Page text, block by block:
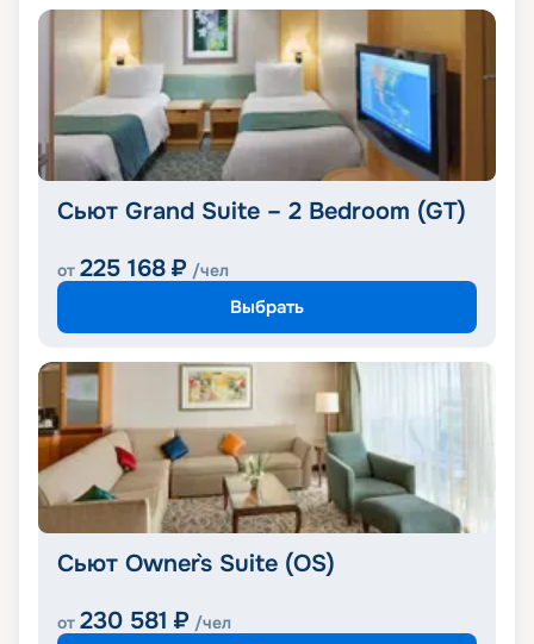
Сьют Grand Suite – 2 Bedroom (GT)
от 225 168 ₽ /чел
Выбрать
Сьют Owner`s Suite (OS)
от 230 581 ₽ /чел